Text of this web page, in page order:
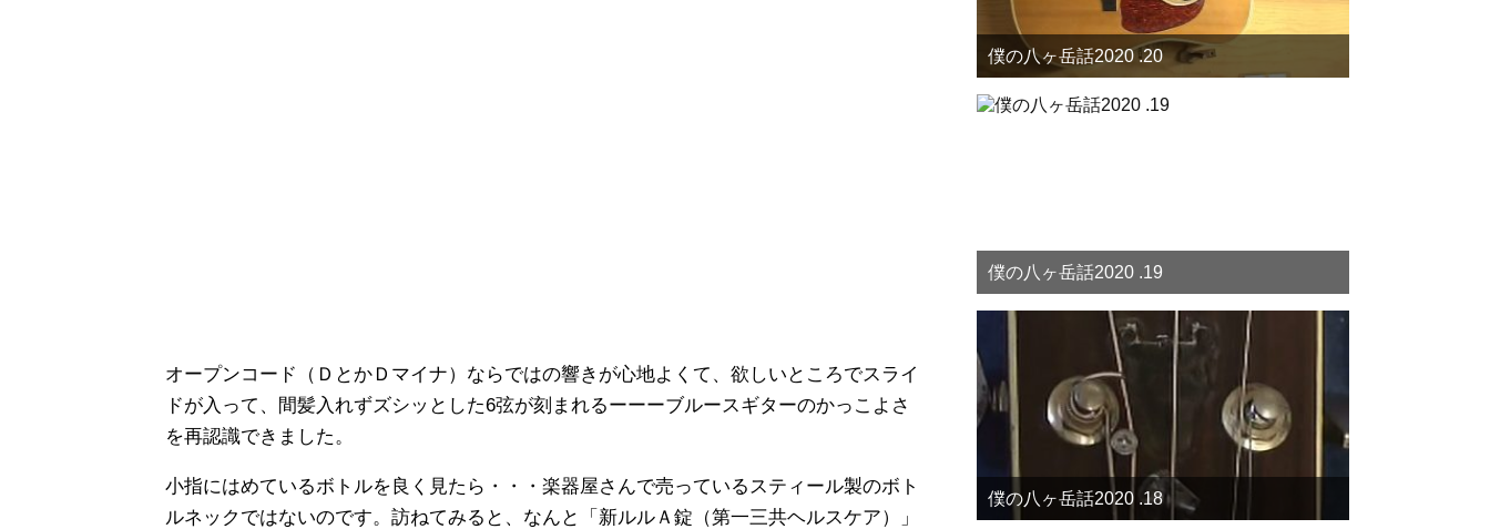
オープンコード（ＤとかＤマイナ）ならではの響きが心地よくて、欲しいところでスライ
ドが入って、間髪入れずズシッとした6弦が刻まれるーーーブルースギターのかっこよさ
を再認識できました。
小指にはめているボトルを良く見たら・・・楽器屋さんで売っているスティール製のボト
ルネックではないのです。訪ねてみると、なんと「新ルルＡ錠（第一三共ヘルスケア）」
僕の八ヶ岳話2020 .20
僕の八ヶ岳話2020 .19
僕の八ヶ岳話2020 .18